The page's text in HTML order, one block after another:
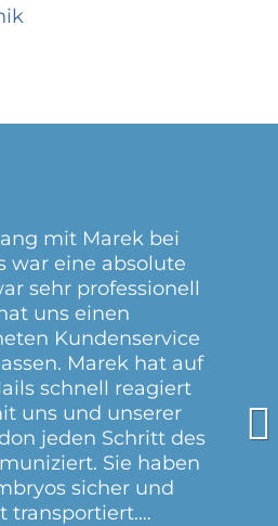
mit Marek bei
war eine absolute
sehr professionell
uns einen
Kundenservice
Marek hat auf
schnell reagiert
uns und unserer
jeden Schritt des
Sie haben
sicher und
transportiert.…